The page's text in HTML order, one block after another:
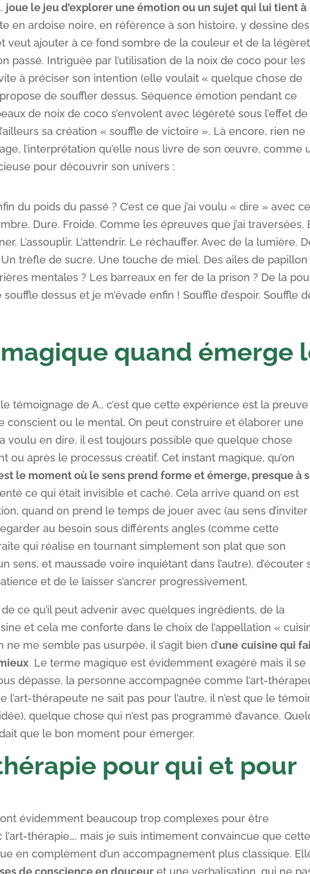
joue le jeu d’explorer une émotion ou un sujet qui lui tient à
en ardoise noire, en référence à son histoire, y dessine des
veut ajouter à ce fond sombre de la couleur et de la
passé. Intriguée par l’utilisation de la noix de coco pour les
à préciser son intention (elle voulait « quelque chose de
de souffler dessus. Séquence émotion pendant ce
de noix de coco s’envolent avec légèreté sous l’effet de
sa création « souffle de victoire ». Là encore, rien ne
l’interprétation qu’elle nous livre de son œuvre, comme
pour découvrir son univers :
du poids du passé ? C’est ce que j’ai voulu « dire » avec
Dure. Froide. Comme les épreuves que j’ai traversées.
L’assouplir. L’attendrir. Le réchauffer. Avec de la lumière.
trèfle de sucre. Une touche de miel. Des ailes de papillon
mentales ? Les barreaux en fer de la prison ? De la
dessus et je m’évade enfin ! Souffle d’espoir. Souffle
quand émerge
témoignage de A., c’est que cette expérience est la preuve
conscient ou le mental. On peut construire et élaborer une
voulu en dire, il est toujours possible que quelque chose
ou après le processus créatif. Cet instant magique, qu’on
le moment où le sens prend forme et émerge, presque à
ce qui était invisible et caché. Cela arrive quand on est
quand on prend le temps de jouer avec (au sens d’inviter
au besoin sous différents angles (comme cette
qui réalise en tournant simplement son plat que son
sens, et maussade voire inquiétant dans l’autre), d’écouter
et de le laisser s’ancrer progressivement.
ce qu’il peut advenir avec quelques ingrédients, de la
et cela me conforte dans le choix de l’appellation «
me semble pas usurpée, il s’agit bien d’une cuisine qui
. Le terme magique est évidemment exagéré mais il se
dépasse, la personne accompagnée comme l’art-
l’art-thérapeute ne sait pas pour l’autre, il n’est que le
quelque chose qui n’est pas programmé d’avance.
que le bon moment pour émerger.
pour qui et pour
évidemment beaucoup trop complexes pour être
thérapie…. mais je suis intimement convaincue que cette
en complément d’un accompagnement plus classique.
de conscience en douceur et une verbalisation, qui ne